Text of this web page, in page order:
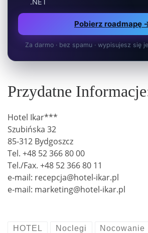
.NET
Pobierz roadmapę
Za darmo · bez spamu · wypisujesz się
Przydatne
Hotel Ikar***
Szubińska 32
85-312 Bydgoszcz
Tel. +48 52 366 80 00
Tel./Fax. +48 52 366 80 11
e-mail: recepcja@hotel-ikar.pl
e-mail: marketing@hotel-ikar.pl
HOTEL Noclegi Nocowanie